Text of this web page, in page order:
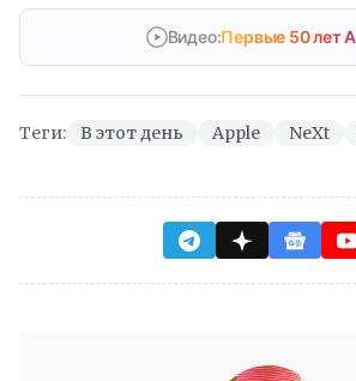
Видео:Первые 50 лет
Теги: В этот день Apple NeXt